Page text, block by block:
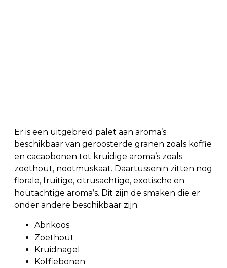
Er is een uitgebreid palet aan aroma’s
beschikbaar van geroosterde granen zoals koffie
en cacaobonen tot kruidige aroma’s zoals
zoethout, nootmuskaat. Daartussenin zitten nog
florale, fruitige, citrusachtige, exotische en
houtachtige aroma’s. Dit zijn de smaken die er
onder andere beschikbaar zijn:
Abrikoos
Zoethout
Kruidnagel
Koffiebonen